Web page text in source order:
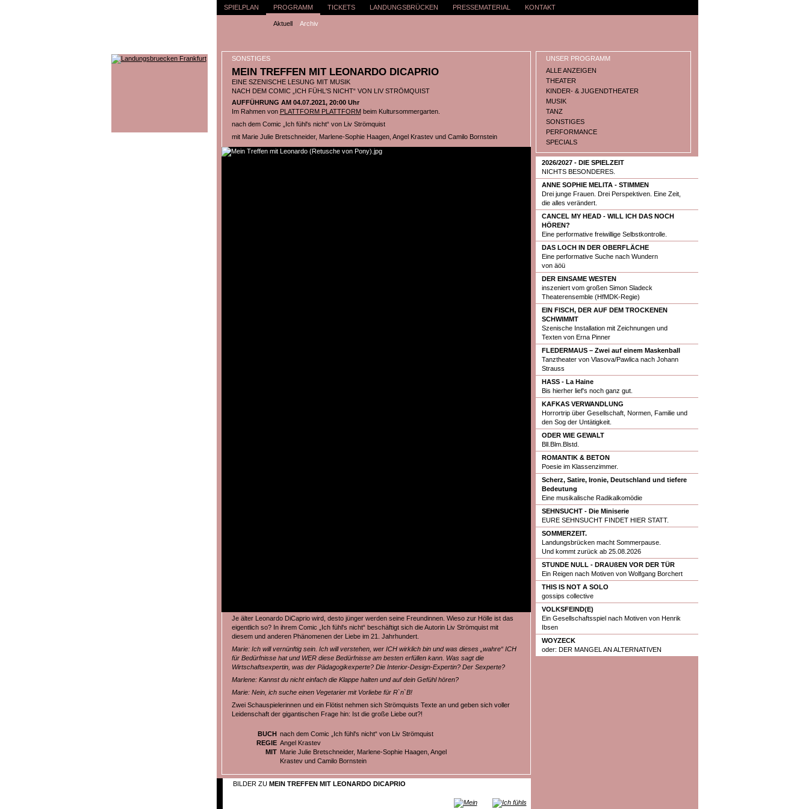
SPIELPLAN PROGRAMM
Aktuell Archiv
TICKETS LANDUNGSBRÜCKEN PRESSEMATERIAL KONTAKT
SONSTIGES
MEIN TREFFEN MIT LEONARDO DICAPRIO
EINE SZENISCHE LESUNG MIT MUSIK
NACH DEM COMIC „ICH FÜHL'S NICHT“ VON LIV STRÖMQUIST
AUFFÜHRUNG AM 04.07.2021, 20:00 Uhr
Im Rahmen von PLATTFORM PLATTFORMbeim Kultursommergarten.
nach dem Comic „Ich fühl's nicht“ von Liv Strömquist
mit Marie Julie Bretschneider, Marlene-Sophie Haagen, Angel Krastev und Camilo Bornstein
Je älter Leonardo DiCaprio wird, desto jünger werden seine Freundinnen. Wieso zur Hölle ist das
eigentlich so? In ihrem Comic „Ich fühl's nicht“ beschäftigt sich die Autorin Liv Strömquist mit
diesem und anderen Phänomenen der Liebe im 21. Jahrhundert.
Marie: Ich will vernünftig sein. Ich will verstehen, wer ICH wirklich bin und was dieses „wahre“ ICH
für Bedürfnisse hat und WER diese Bedürfnisse am besten erfüllen kann. Was sagt die
Wirtschaftsexpertin, was der Pädagogikexperte? Die Interior-Design-Expertin? Der Sexperte?
Marlene: Kannst du nicht einfach die Klappe halten und auf dein Gefühl hören?
Marie: Nein, ich suche einen Vegetarier mit Vorliebe für R`n`B!
Zwei Schauspielerinnen und ein Flötist nehmen sich Strömquists Texte an und geben sich voller
Leidenschaft der gigantischen Frage hin: Ist die große Liebe out?!
BUCH nach dem Comic „Ich fühl's nicht“ von Liv Strömquist
REGIE Angel Krastev
MIT Marie Julie Bretschneider, Marlene-Sophie Haagen, Angel
Krastev und Camilo Bornstein
BILDER ZU MEIN TREFFEN MIT LEONARDO DICAPRIO
UNSER PROGRAMM
ALLE ANZEIGEN
THEATER
KINDER- & JUGENDTHEATER
MUSIK
TANZ
SONSTIGES
PERFORMANCE
SPECIALS
2026/2027 - DIE SPIELZEIT
NICHTS BESONDERES.
ANNE SOPHIE MELITA - STIMMEN
Drei junge Frauen. Drei Perspektiven. Eine Zeit,
die alles verändert.
CANCEL MY HEAD - WILL ICH DAS NOCH
HÖREN?
Eine performative freiwillige Selbstkontrolle.
DAS LOCH IN DER OBERFLÄCHE
Eine performative Suche nach Wundern
von äöü
DER EINSAME WESTEN
inszeniert vom großen Simon Sladeck
Theaterensemble (HfMDK-Regie)
EIN FISCH, DER AUF DEM TROCKENEN
SCHWIMMT
Szenische Installation mit Zeichnungen und
Texten von Erna Pinner
FLEDERMAUS – Zwei auf einem Maskenball
Tanztheater von Vlasova/Pawlica nach Johann
Strauss
HASS - La Haine
Bis hierher lief's noch ganz gut.
KAFKAS VERWANDLUNG
Horrortrip über Gesellschaft, Normen, Familie und
den Sog der Untätigkeit.
ODER WIE GEWALT
Bll.Blm.Blstd.
ROMANTIK & BETON
Poesie im Klassenzimmer.
Scherz, Satire, Ironie, Deutschland und tiefere
Bedeutung
Eine musikalische Radikalkomödie
SEHNSUCHT - Die Miniserie
EURE SEHNSUCHT FINDET HIER STATT.
SOMMERZEIT.
Landungsbrücken macht Sommerpause.
Und kommt zurück ab 25.08.2026
STUNDE NULL - DRAUßEN VOR DER TÜR
Ein Reigen nach Motiven von Wolfgang Borchert
THIS IS NOT A SOLO
gossips collective
VOLKSFEIND(E)
Ein Gesellschaftsspiel nach Motiven von Henrik
Ibsen
WOYZECK
oder: DER MANGEL AN ALTERNATIVEN